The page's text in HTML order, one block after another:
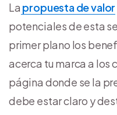
La propuesta de valor
potenciales de esta
primer plano los
acerca tu marca a los
página donde se la
debe estar claro y